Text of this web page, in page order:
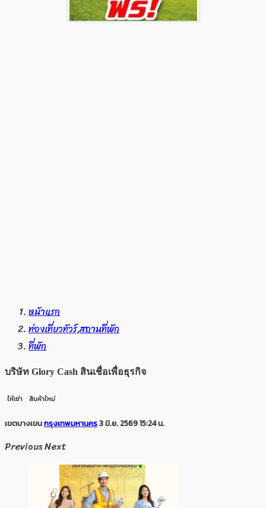
หน้าแรก
ท่องเที่ยวทัวร์,สถานที่พัก
ที่พัก
บริษัท Glory Cash สินเชื่อเพื่อธุรกิจ
ให้เช่า สินค้าใหม่
เขตบางเขนกรุงเทพมหานคร3 มิ.ย. 2569 15:24 น.
PreviousNext